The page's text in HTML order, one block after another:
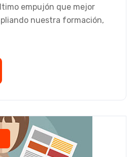
empujón que mejor
nuestra formación,